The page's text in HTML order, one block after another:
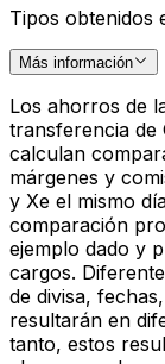
Tipos obtenidos
Más información
Los ahorros de
transferencia de
calculan
márgenes y
y Xe el mismo
comparación
ejemplo dado y
cargos.
de divisa,
resultarán en
tanto, estos